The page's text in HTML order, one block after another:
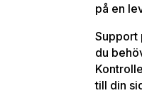
på en
Support
du
till din